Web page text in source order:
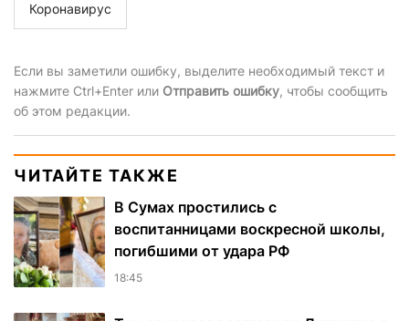
Коронавирус
Если вы заметили ошибку, выделите необходимый текст и
нажмите Ctrl+Enter или Отправить ошибку, чтобы сообщить
об этом редакции.
ЧИТАЙТЕ ТАКЖЕ
В Сумах простились с
воспитанницами воскресной школы,
погибшими от удара РФ
18:45